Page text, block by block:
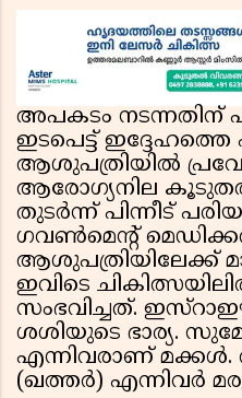
അപകടം നടന്നതിന്
ഇടപെട്ട് ഇദ്ദേഹത്തെ
ആശുപത്രിയിൽ
ആരോഗ്യനില
തുടർന്ന് പിന്നീട്
ഗവൺമെൻ്റ്
ആശുപത്രിയിലേക്ക്
ഇവിടെ
സംഭവിച്ചത്.
ശശിയുടെ ഭാര്യ.
എന്നിവരാണ്
(ഖത്തർ) എന്നിവർ